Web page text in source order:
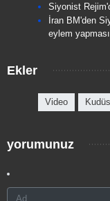
Siyonist
İran BM'den
eylem
Ekler
Video
yorumunuz